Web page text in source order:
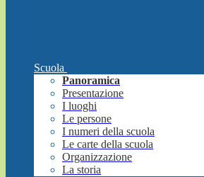
Scuola
Panoramica
Presentazione
I luoghi
Le persone
I numeri della scuola
Le carte della scuola
Organizzazione
La storia